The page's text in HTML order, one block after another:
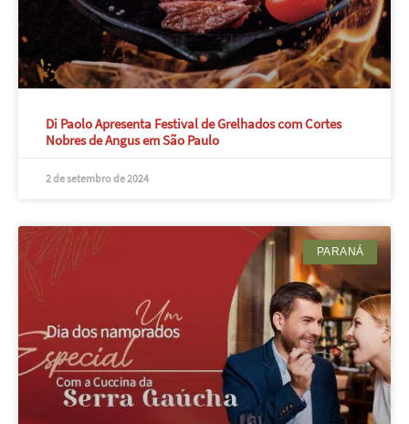
Di Paolo Apresenta Festival de Grelhados com Cortes
Nobres de Angus em São Paulo
2 de setembro de 2024
PARANÁ